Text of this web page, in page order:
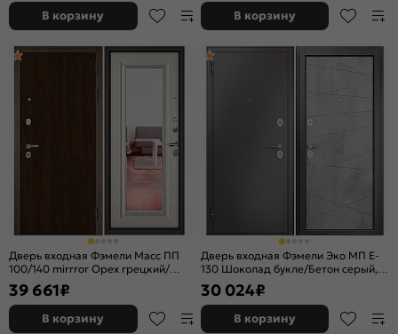
В корзину В корзину
Дверь входная Фэмели Масс ПП
100/140 mirrror Орех грецкий/
Эмаль молоко, с зеркалом, 2 замка
39 661₽
В корзину
Дверь входная Фэмели Эко МП E-
130 Шоколад букле/Бетон серый, 2
замка
30 024₽
В корзину